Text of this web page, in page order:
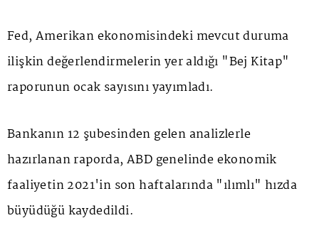
Fed, Amerikan ekonomisindeki mevcut duruma
ilişkin değerlendirmelerin yer aldığı "Bej Kitap"
raporunun ocak sayısını yayımladı.
Bankanın 12 şubesinden gelen analizlerle
hazırlanan raporda, ABD genelinde ekonomik
faaliyetin 2021'in son haftalarında "ılımlı" hızda
büyüdüğü kaydedildi.